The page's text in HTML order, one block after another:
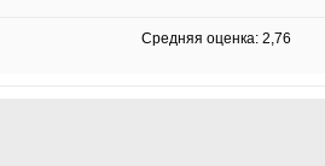
Средняя оценка: 2,76